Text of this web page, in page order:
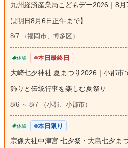
九州経済産業局こどもデー2026｜8
は明日8月6日正午まで】
8/7 （福岡市、博多区）
体験 本日最終日
大崎七夕神社 夏まつり2026｜小郡市
飾りと伝統行事を楽しむ夏祭り
8/6 ～ 8/7 （小郡、小郡市）
体験 本日限り
宗像大社中津宮 七夕祭・大島七夕ま